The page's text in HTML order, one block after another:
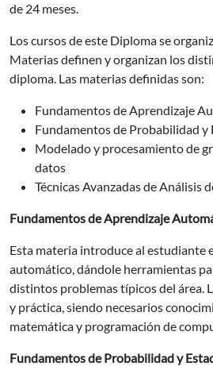
de 24 meses.
Los cursos de este Diploma se
Materias definen y organizan los
diploma. Las materias definidas son:
Fundamentos de Aprendizaje
Fundamentos de Probabilidad y
Modelado y procesamiento de
datos
Técnicas Avanzadas de Análisis
Fundamentos de Aprendizaje
Esta materia introduce al estudiante
automático, dándole herramientas
distintos problemas típicos del área.
y práctica, siendo necesarios
matemática y programación de
Fundamentos de Probabilidad y